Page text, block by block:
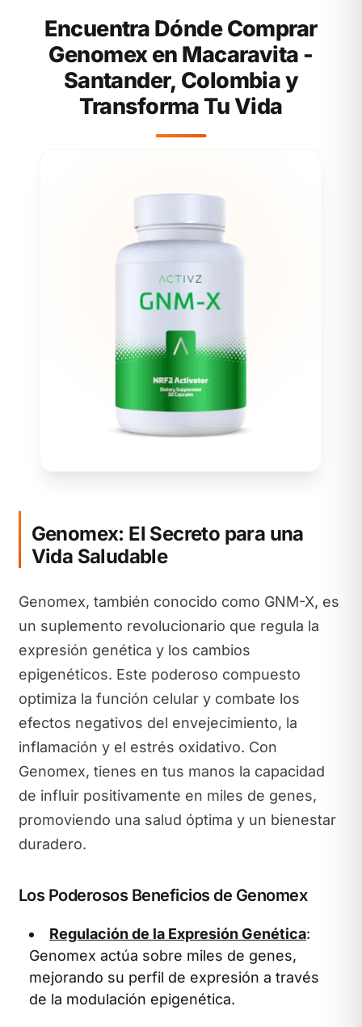
Encuentra Dónde Comprar
Genomex en Macaravita -
Santander, Colombia y
Transforma Tu Vida
Genomex: El Secreto para una
Vida Saludable
Genomex, también conocido como GNM-X, es
un suplemento revolucionario que regula la
expresión genética y los cambios
epigenéticos. Este poderoso compuesto
optimiza la función celular y combate los
efectos negativos del envejecimiento, la
inflamación y el estrés oxidativo. Con
Genomex, tienes en tus manos la capacidad
de influir positivamente en miles de genes,
promoviendo una salud óptima y un bienestar
duradero.
Los Poderosos Beneficios de Genomex
Regulación de la Expresión Genética:
Genomex actúa sobre miles de genes,
mejorando su perfil de expresión a través
de la modulación epigenética.